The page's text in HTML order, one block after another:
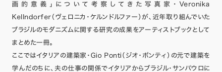
画的意義」について考察してきた写真家・Veronika
Kellndorfer（ヴェロニカ・ケルンドルファー）が、近年取り組んでいた
ブラジルのモダニズムに関する研究の成果をアーティストブックとして
まとめた一冊。
ここではイタリアの建築家・Gio Ponti（ジオ・ポンティ）の元で建築を
学んだのちに、夫の仕事の関係でイタリアからブラジル・サンパウロに